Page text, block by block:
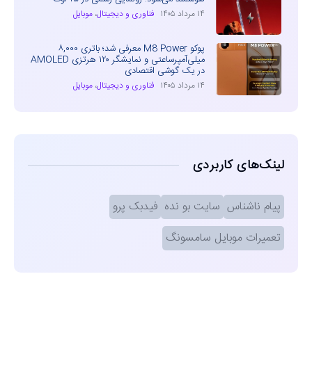
۱۴ مرداد ۱۴۰۵ فناوری و دیجیتال، موبایل
پوکو M8 Power معرفی شد؛ باتری ۸,۰۰۰
میلی‌آمپرساعتی و نمایشگر ۱۲۰ هرتزی AMOLED
در یک گوشی اقتصادی
۱۴ مرداد ۱۴۰۵ فناوری و دیجیتال، موبایل
لینک‌های کاربردی
پیام ناشناس سایت بو نده فیدبک پرو
تعمیرات موبایل سامسونگ